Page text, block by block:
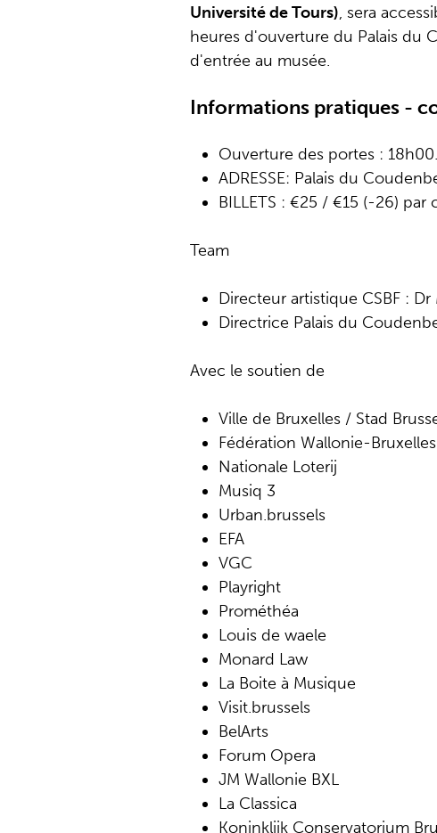
Université de Tours), sera
heures d'ouverture du Palais du
d'entrée au musée.
Informations pratiques -
Ouverture des portes :
ADRESSE: Palais du
BILLETS : €25 / €15 (-26) par
Team
Directeur artistique CSBF :
Directrice Palais du
Avec le soutien de
Ville de Bruxelles / Stad
Fédération Wallonie-Bruxelles
Nationale Loterij
Musiq 3
Urban.brussels
EFA
VGC
Playright
Prométhéa
Louis de waele
Monard Law
La Boite à Musique
Visit.brussels
BelArts
Forum Opera
JM Wallonie BXL
La Classica
Koninklijk Conservatorium